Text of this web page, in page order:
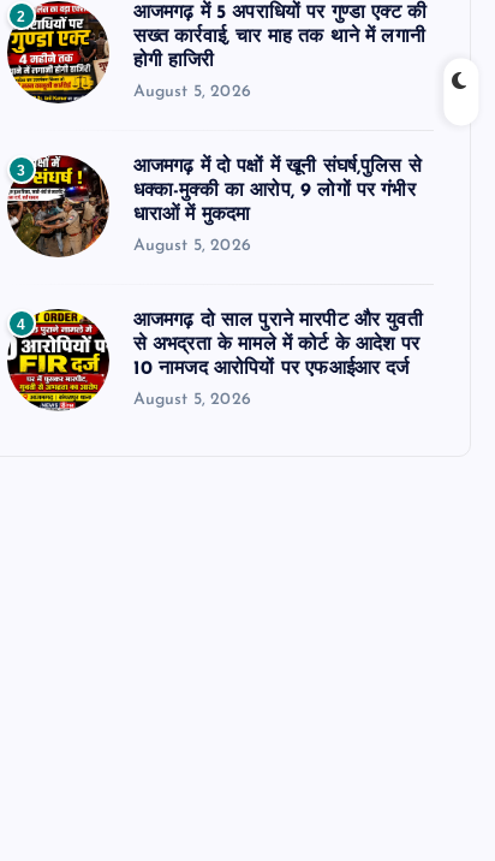
2
आजमगढ़ में 5 अपराधियों पर गुण्डा एक्ट की
सख्त कार्रवाई, चार माह तक थाने में लगानी
होगी हाजिरी
August 5, 2026
3
आजमगढ़ में दो पक्षों में खूनी संघर्ष,पुलिस से
धक्का-मुक्की का आरोप, 9 लोगों पर गंभीर
धाराओं में मुकदमा
August 5, 2026
4
आजमगढ़ दो साल पुराने मारपीट और युवती
से अभद्रता के मामले में कोर्ट के आदेश पर
10 नामजद आरोपियों पर एफआईआर दर्ज
August 5, 2026